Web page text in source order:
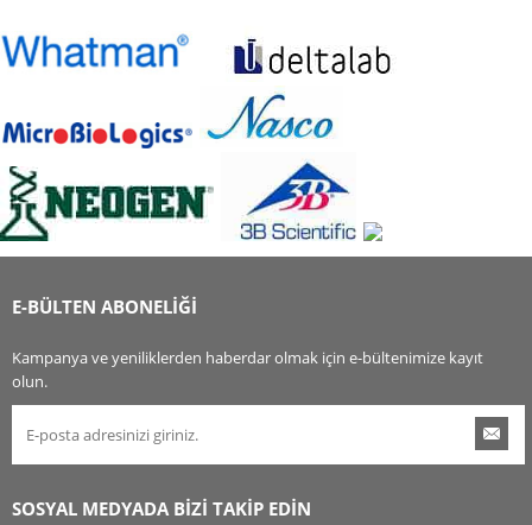
E-BÜLTEN ABONELİĞİ
Kampanya ve yeniliklerden haberdar olmak için e-bültenimize kayıt
olun.
SOSYAL MEDYADA BİZİ TAKİP EDİN